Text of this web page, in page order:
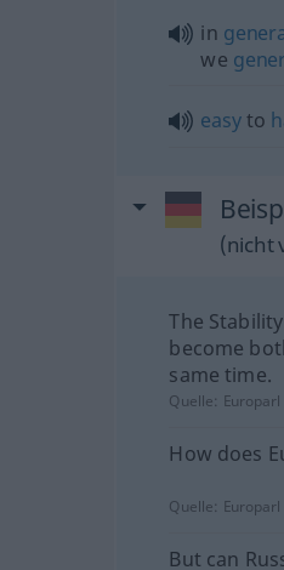
in
we
easyto
(nicht
The
become
same time.
Quelle: Europarl
How does
Quelle: Europarl
But can